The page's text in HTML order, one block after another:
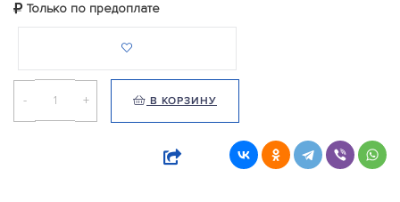
Только по предоплате
- + В КОРЗИНУ